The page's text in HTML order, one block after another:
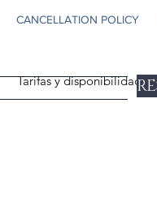
CANCELLATION POLICY
Tarifas y disponibilidad